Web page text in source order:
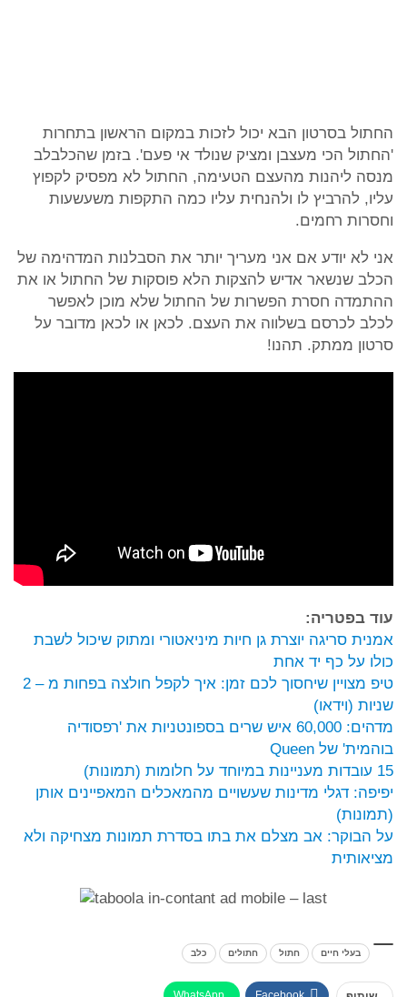
החתול בסרטון הבא יכול לזכות במקום הראשון בתחרות
'החתול הכי מעצבן ומציק שנולד אי פעם'. בזמן שהכלבלב
מנסה ליהנות מהעצם הטעימה, החתול לא מפסיק לקפוץ
עליו, להרביץ לו ולהנחית עליו כמה התקפות משעשעות
וחסרות רחמים.
אני לא יודע אם אני מעריך יותר את הסבלנות המדהימה של
הכלב שנשאר אדיש להצקות הלא פוסקות של החתול או את
ההתמדה חסרת הפשרות של החתול שלא מוכן לאפשר
לכלב לכרסם בשלווה את העצם. לכאן או לכאן מדובר על
סרטון ממתק. תהנו!
עוד בפטריה:
אמנית סריגה יוצרת גן חיות מיניאטורי ומתוק שיכול לשבת
כולו על כף יד אחת
טיפ מצויין שיחסוך לכם זמן: איך לקפל חולצה בפחות מ – 2
שניות (וידאו)
מדהים: 60,000 איש שרים בספונטניות את 'רפסודיה
בוהמית' של Queen
15 עובדות מעניינות במיוחד על חלומות (תמונות)
יפיפה: דגלי מדינות שעשויים מהמאכלים המאפיינים אותן
(תמונות)
על הבוקר: אב מצלם את בתו בסדרת תמונות מצחיקה ולא
מציאותית
בעלי חיים חתול חתולים כלב